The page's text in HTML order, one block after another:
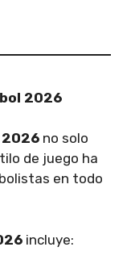
2026
no solo
de juego ha
en todo
incluye: